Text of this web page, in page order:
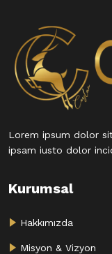
Lorem ipsum dolor
ipsam iusto dolor
Kurumsal
Hakkımızda
Misyon & Vizyon